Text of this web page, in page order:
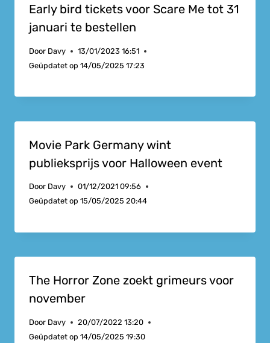
Early bird tickets voor Scare Me tot 31
januari te bestellen
Door Davy
13/01/2023 16:51
Geüpdatet op 14/05/2025 17:23
Movie Park Germany wint
publieksprijs voor Halloween event
Door Davy
01/12/2021 09:56
Geüpdatet op 15/05/2025 20:44
The Horror Zone zoekt grimeurs voor
november
Door Davy
20/07/2022 13:20
Geüpdatet op 14/05/2025 19:30